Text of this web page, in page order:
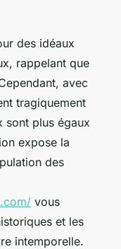
des idéaux
rappelant que
avec
tragiquement
sont plus égaux
expose la
des
vous
et les
intemporelle.